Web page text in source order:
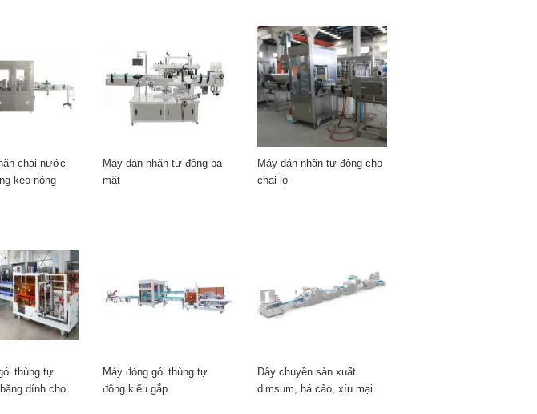
chai nước
keo nóng
Máy dán nhãn tự động ba
mặt
Máy dán nhãn tự động cho
chai lọ
thùng tự
dính cho
Máy đóng gói thùng tự
động kiểu gắp
Dây chuyền sản xuất
dimsum, há cảo, xíu mại